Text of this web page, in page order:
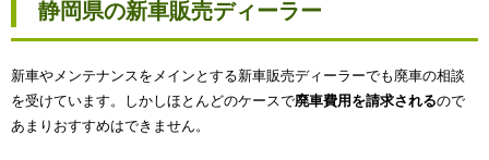
静岡県の新車販売ディーラー
新車やメンテナンスをメインとする新車販売ディーラーでも廃車の相談
を受けています。しかしほとんどのケースで廃車費用を請求されるので
あまりおすすめはできません。